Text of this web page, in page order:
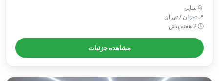
📂 سایر
📍 تهران / تهران
🕒 2 هفته پیش
مشاهده جزئیات